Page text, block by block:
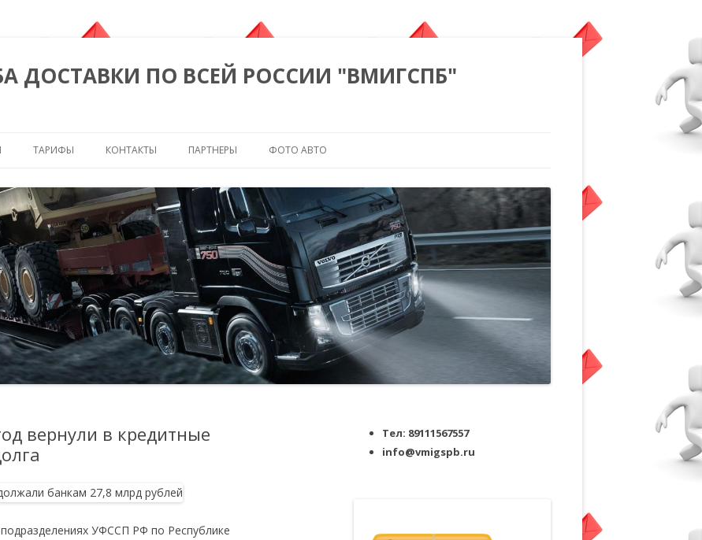
ДОСТАВКИ ПО ВСЕЙ РОССИИ "ВМИГСПБ"
ТАРИФЫ КОНТАКТЫ ПАРТНЕРЫ ФОТО АВТО
вернули в кредитные
УФССП РФ по Республике
Тел: 89111567557
info@vmigspb.ru